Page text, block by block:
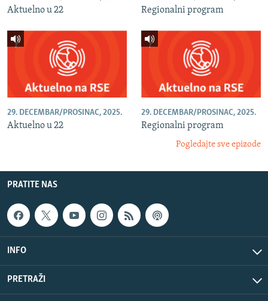
Aktuelno u 22 Regionalni program
29. DECEMBAR/PROSINAC, 2025.
Aktuelno u 22
29. DECEMBAR/PROSINAC, 2025.
Regionalni program
Pogledajte sve epizode
PRATITE NAS
INFO
PRETRAŽI